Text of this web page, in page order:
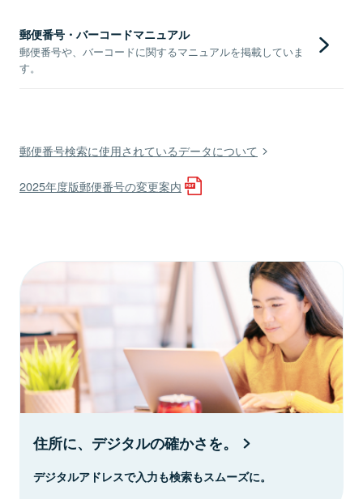
郵便番号・バーコードマニュアル
郵便番号や、バーコードに関するマニュアルを掲載していま
す。
郵便番号検索に使用されているデータについて
2025年度版郵便番号の変更案内
住所に、デジタルの確かさを。
デジタルアドレスで入力も検索もスムーズに。